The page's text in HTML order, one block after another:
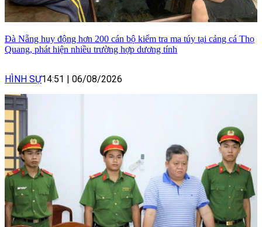
Đà Nẵng huy động hơn 200 cán bộ kiểm tra ma túy tại cảng cá Thọ
Quang, phát hiện nhiều trường hợp dương tính
HÌNH SỰ14:51 | 06/08/2026